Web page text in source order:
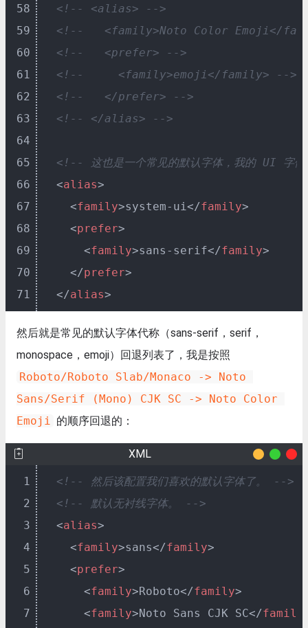
58
59
60
61
62
63
64
65
66
67
68
69
70
71
<!-- <alias> -->
<!--   <family>Noto Color Emoji</
<!--   <prefer> -->
<!--     <family>emoji</family> -->
<!--   </prefer> -->
<!-- </alias> -->
<!-- 这也是一个常见的默认字体，我的 UI 字
<alias>
<family>system-ui</family>
<prefer>
<family>sans-serif</family>
</prefer>
</alias>
然后就是常见的默认字体代称（sans-serif，serif，
monospace，emoji）回退列表了，我是按照
Roboto/Roboto Slab/Monaco -> Noto
Sans/Serif (Mono) CJK SC -> Noto Color
Emoji 的顺序回退的：
XML
1
2
3
4
5
6
7
<!-- 然后该配置我们喜欢的默认字体了。 -->
<!-- 默认无衬线字体。 -->
<alias>
<family>sans</family>
<prefer>
<family>Roboto</family>
<family>Noto Sans CJK SC</family